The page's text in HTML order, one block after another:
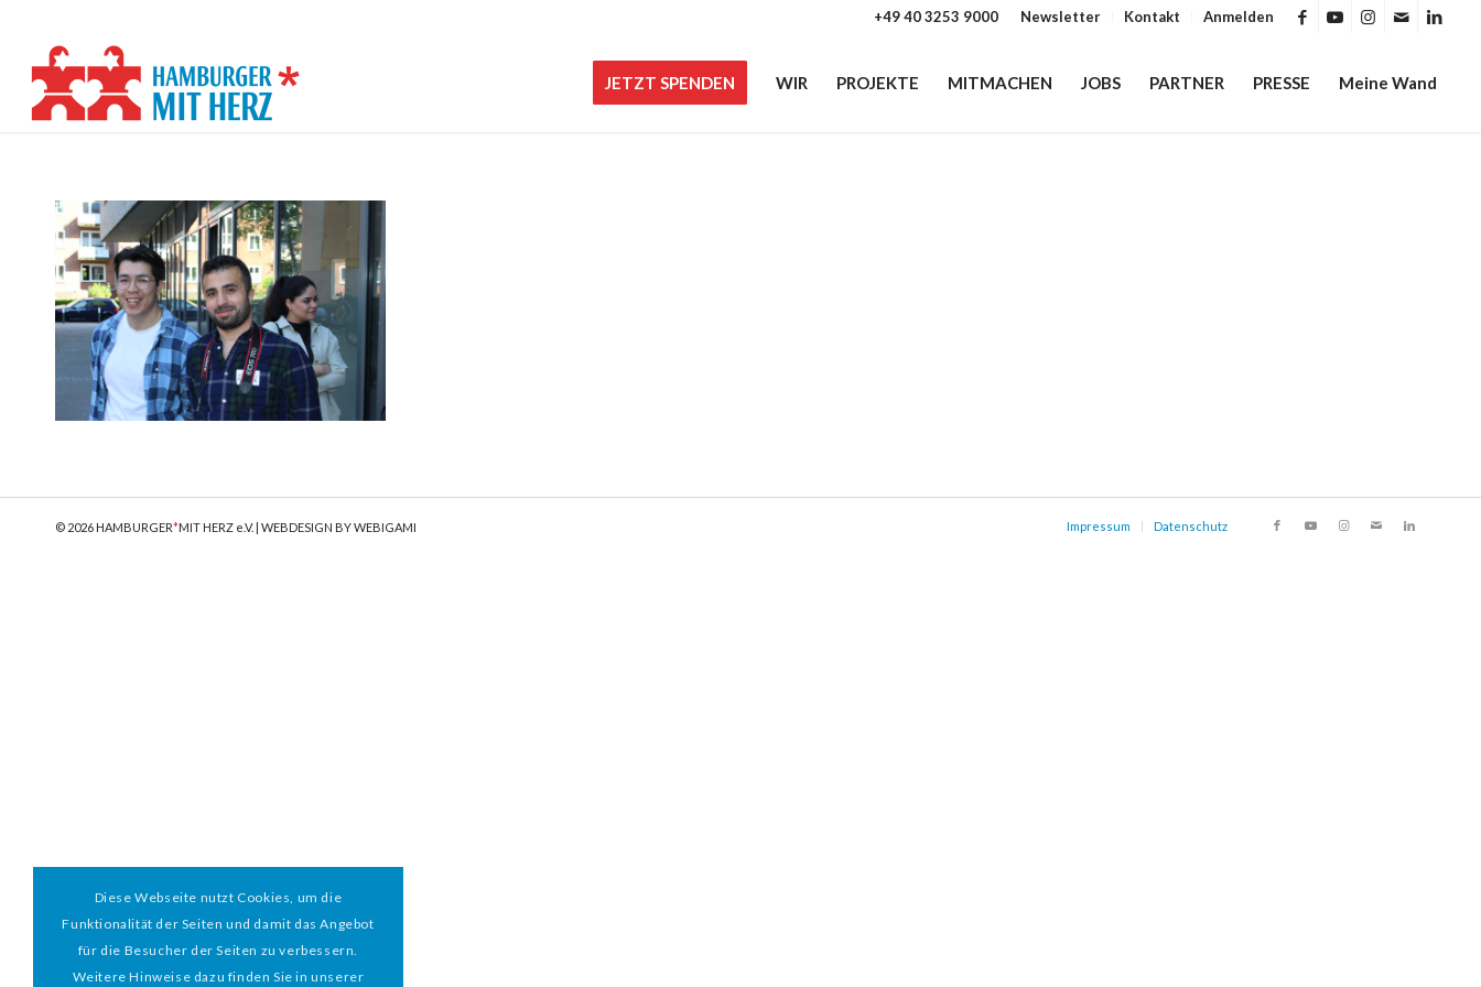
Newsletter Kontakt Anmelden
+49 40 3253 9000
JETZT SPENDEN WIR PROJEKTE MITMACHEN JOBS PARTNER PRESSE Meine Wand
© 2026 HAMBURGER*MIT HERZ e.V. | WEBDESIGN BY WEBIGAMI Impressum Datenschutz
Diese Webseite nutzt Cookies, um die
Funktionalität der Seiten und damit das Angebot
für die Besucher der Seiten zu verbessern.
Weitere Hinweise dazu finden Sie in unserer